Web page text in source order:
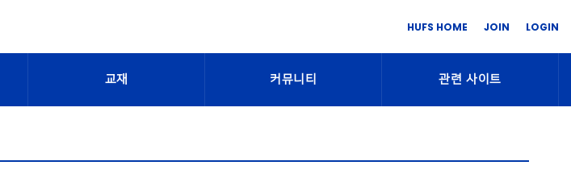
HUFS HOME JOIN LOGIN
교재 커뮤니티 관련 사이트